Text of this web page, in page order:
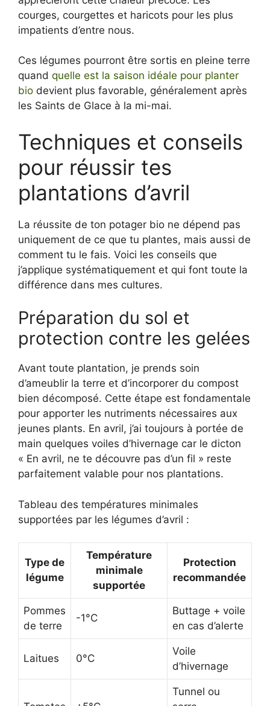
courges, courgettes et haricots pour les plus
impatients d’entre nous.
Ces légumes pourront être sortis en pleine terre
quand quelle est la saison idéale pour planter
bio devient plus favorable, généralement après
les Saints de Glace à la mi-mai.
Techniques et conseils
pour réussir tes
plantations d’avril
La réussite de ton potager bio ne dépend pas
uniquement de ce que tu plantes, mais aussi de
comment tu le fais. Voici les conseils que
j’applique systématiquement et qui font toute la
différence dans mes cultures.
Préparation du sol et
protection contre les gelées
Avant toute plantation, je prends soin
d’ameublir la terre et d’incorporer du compost
bien décomposé. Cette étape est fondamentale
pour apporter les nutriments nécessaires aux
jeunes plants. En avril, j’ai toujours à portée de
main quelques voiles d’hivernage car le dicton
« En avril, ne te découvre pas d’un fil » reste
parfaitement valable pour nos plantations.
Tableau des températures minimales
supportées par les légumes d’avril :
Type de
légume
Température
minimale
supportée
Protection
recommandée
Pommes
de terre
-1°C
Buttage + voile
en cas d’alerte
Laitues 0°C
Voile
d’hivernage
Tunnel ou